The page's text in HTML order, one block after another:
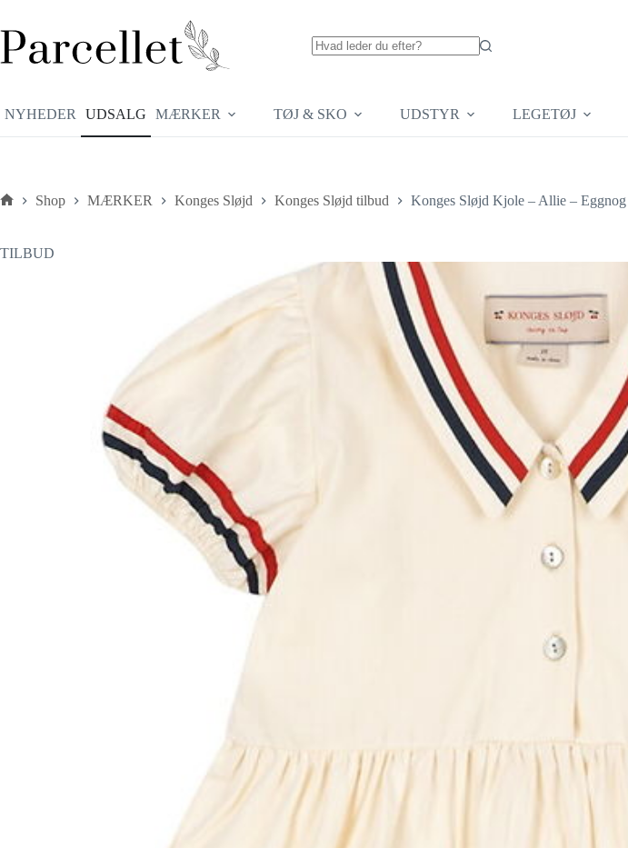
indhold
NYHEDER UDSALG MÆRKER TØJ & SKO UDSTYR LEGETØJ
Shop MÆRKER Konges Sløjd Konges Sløjd tilbud Konges Sløjd Kjole – Allie – Eggnog
TILBUD